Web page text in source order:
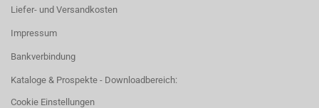
Liefer- und Versandkosten
Impressum
Bankverbindung
Kataloge & Prospekte - Downloadbereich:
Cookie Einstellungen